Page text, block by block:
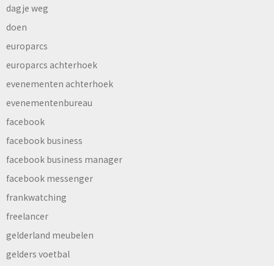
dagje weg
doen
europarcs
europarcs achterhoek
evenementen achterhoek
evenementenbureau
facebook
facebook business
facebook business manager
facebook messenger
frankwatching
freelancer
gelderland meubelen
gelders voetbal